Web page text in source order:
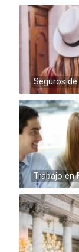
Seguros
Trabajo en